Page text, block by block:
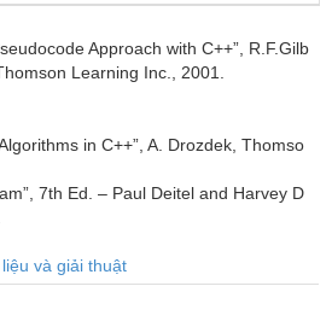
Approach with C++”, R.F.Gilb
Learning Inc., 2001.
in C++”, A. Drozdek, Thomso
7th Ed. – Paul Deitel and Harvey D
và giải thuật